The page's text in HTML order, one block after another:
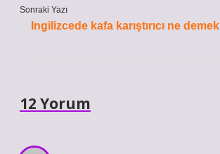
Sonraki Yazı
Ingilizcede kafa karıştırıcı ne demek
12 Yorum